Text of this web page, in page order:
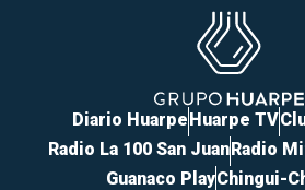
Diario HuarpeHuarpe TV
Radio La 100 San JuanRadio
Guanaco PlayChingui-